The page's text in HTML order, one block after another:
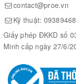
contact@proe.vn
Kỹ thuật:
Giấy phép ĐKKD số
Minh cấp ngày 27/6/